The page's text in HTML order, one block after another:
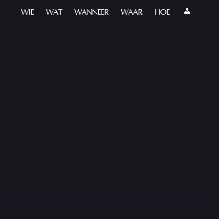
WIE WAT WANNEER WAAR HOE